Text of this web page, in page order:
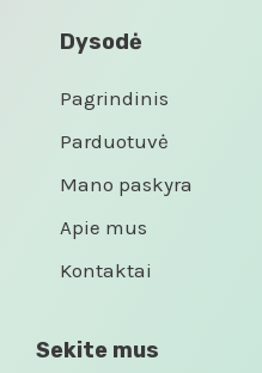
Dysodė
Pagrindinis
Parduotuvė
Mano paskyra
Apie mus
Kontaktai
Sekite mus